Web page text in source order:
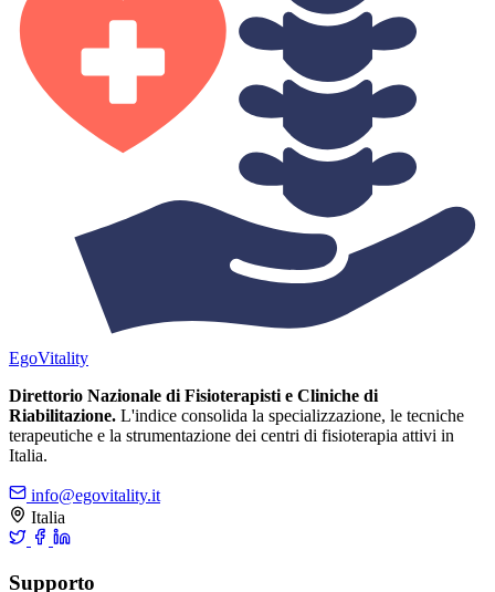
EgoVitality
Direttorio Nazionale di Fisioterapisti e Cliniche di
Riabilitazione. L'indice consolida la specializzazione, le tecniche
terapeutiche e la strumentazione dei centri di fisioterapia attivi in
Italia.
info@egovitality.it
Italia
Supporto